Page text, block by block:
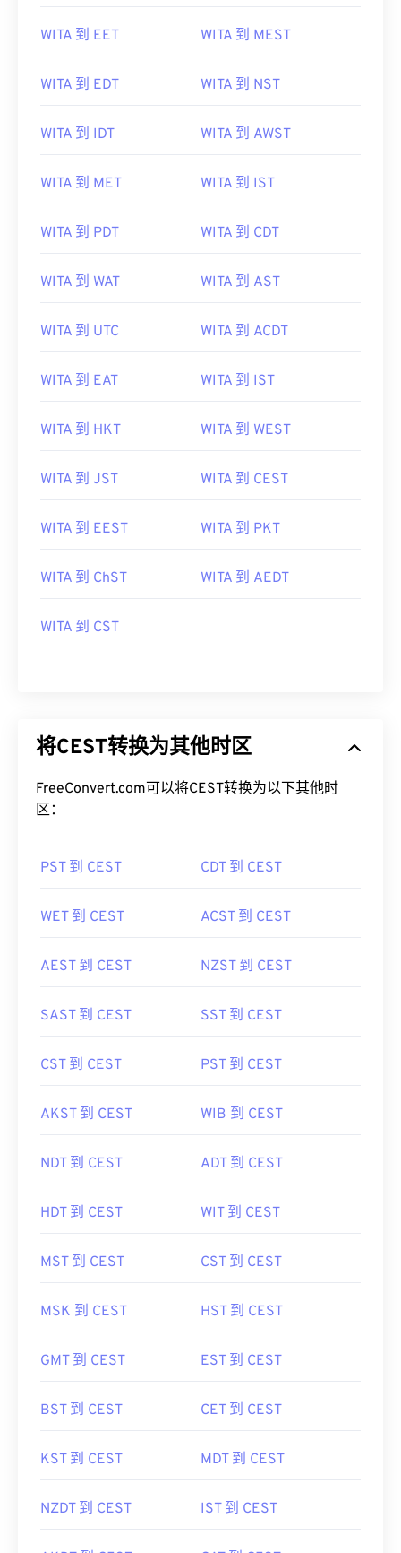
WITA 到 EET WITA 到 MEST
WITA 到 EDT WITA 到 NST
WITA 到 IDT WITA 到 AWST
WITA 到 MET WITA 到 IST
WITA 到 PDT WITA 到 CDT
WITA 到 WAT WITA 到 AST
WITA 到 UTC WITA 到 ACDT
WITA 到 EAT WITA 到 IST
WITA 到 HKT WITA 到 WEST
WITA 到 JST WITA 到 CEST
WITA 到 EEST WITA 到 PKT
WITA 到 ChST WITA 到 AEDT
WITA 到 CST
将CEST转换为其他时区
FreeConvert.com可以将CEST转换为以下其他时
区：
PST 到 CEST CDT 到 CEST
WET 到 CEST ACST 到 CEST
AEST 到 CEST NZST 到 CEST
SAST 到 CEST SST 到 CEST
CST 到 CEST PST 到 CEST
AKST 到 CEST WIB 到 CEST
NDT 到 CEST ADT 到 CEST
HDT 到 CEST WIT 到 CEST
MST 到 CEST CST 到 CEST
MSK 到 CEST HST 到 CEST
GMT 到 CEST EST 到 CEST
BST 到 CEST CET 到 CEST
KST 到 CEST MDT 到 CEST
NZDT 到 CEST IST 到 CEST